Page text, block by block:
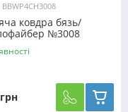
ковдра бязь/
№3008